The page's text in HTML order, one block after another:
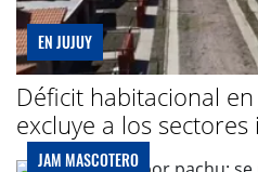
EN JUJUY
Déficit habitacional en
excluye a los
JAM MASCOTERO